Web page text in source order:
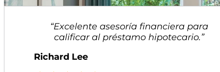
“Excelente asesoría financiera para
calificar al préstamo hipotecario.”
Richard Lee